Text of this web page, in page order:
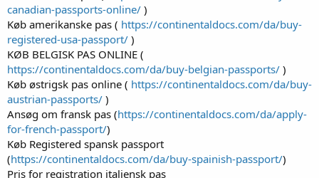
canadian-passports-online/ )
Køb amerikanske pas ( https://continentaldocs.com/da/buy-
registered-usa-passport/ )
KØB BELGISK PAS ONLINE (
https://continentaldocs.com/da/buy-belgian-passports/ )
Køb østrigsk pas online ( https://continentaldocs.com/da/buy-
austrian-passports/ )
Ansøg om fransk pas (https://continentaldocs.com/da/apply-
for-french-passport/)
Køb Registered spansk passport
(https://continentaldocs.com/da/buy-spainish-passport/)
Pris for registration italiensk pas